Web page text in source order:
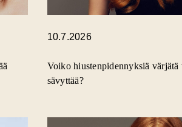
10.7.2026
Voiko hiustenpidennyksiä värjätä
sävyttää?